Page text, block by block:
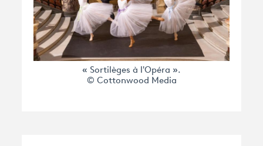
« Sortilèges à l'Opéra ».
© Cottonwood Media